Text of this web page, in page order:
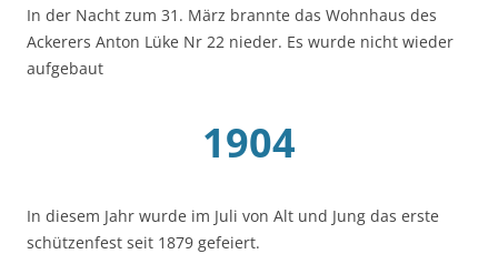
In der Nacht zum 31. März brannte das Wohnhaus des
Ackerers Anton Lüke Nr 22 nieder. Es wurde nicht wieder
aufgebaut
1904
In diesem Jahr wurde im Juli von Alt und Jung das erste
schützenfest seit 1879 gefeiert.